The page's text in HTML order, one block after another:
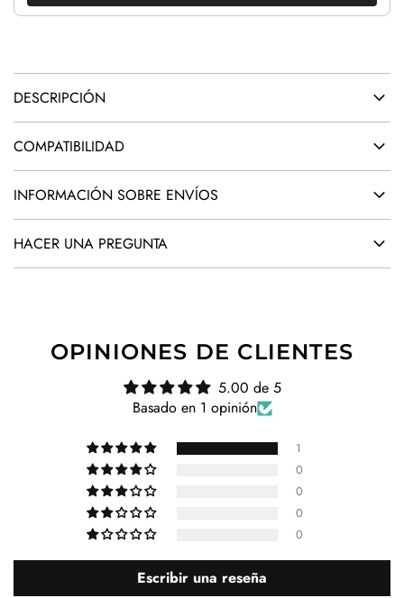
.
DESCRIPCIÓN
COMPATIBILIDAD
INFORMACIÓN SOBRE ENVÍOS
HACER UNA PREGUNTA
OPINIONES DE CLIENTES
5.00 de 5
Basado en 1 opinión
1
0
0
0
0
Escribir una reseña